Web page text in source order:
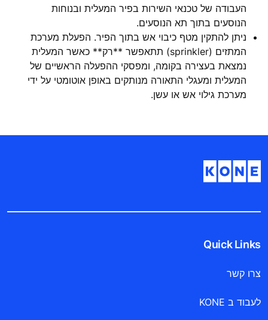
העבודה של טכנאי השירות בפיר המעלית ובנוחות
הנוסעים בתוך תא הנוסעים.
ניתן להתקין מטף כיבוי אש בתוך הפיר. הפעלת מערכת
המתזים (sprinkler) תתאפשר **רק** כאשר המעלית
נמצאת בעצירה בקומה, ומפסקי ההפעלה הראשיים של
המעלית ומעגלי התאורה מנותקים באופן אוטומטי על ידי
מערכת גילוי אש או עשן.
Quick Links
צרו קשר
לעבוד ב KONE